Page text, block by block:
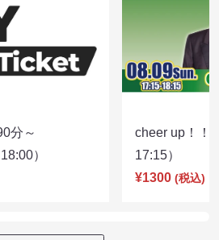
分～
）
cheer up！
17:15）
¥1300 (税込)